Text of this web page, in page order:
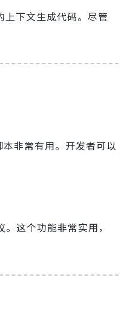
上下文生成代码。尽管
非常有用。开发者可以
这个功能非常实用，